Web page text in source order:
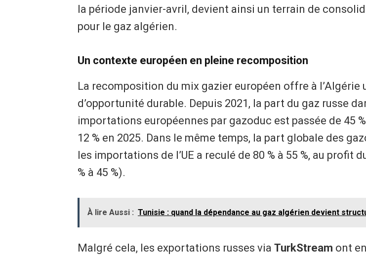
la période janvier-avril, devient ainsi un terrain de
pour le gaz algérien.
Un contexte européen en pleine recomposition
La recomposition du mix gazier européen offre à l’Algérie
d’opportunité durable. Depuis 2021, la part du gaz russe
importations européennes par gazoduc est passée de 45
12 % en 2025. Dans le même temps, la part globale des
les importations de l’UE a reculé de 80 % à 55 %, au profit
% à 45 %).
À lire Aussi : Tunisie : quand la dépendance au gaz algérien devient
Malgré cela, les exportations russes via TurkStream ont